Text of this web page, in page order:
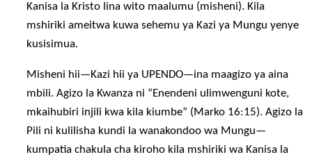
Kanisa la Kristo lina wito maalumu (misheni). Kila
mshiriki ameitwa kuwa sehemu ya Kazi ya Mungu yenye
kusisimua.
Misheni hii—Kazi hii ya UPENDO—ina maagizo ya aina
mbili. Agizo la Kwanza ni “Enendeni ulimwenguni kote,
mkaihubiri injili kwa kila kiumbe” (Marko 16:15). Agizo la
Pili ni kulilisha kundi la wanakondoo wa Mungu—
kumpatia chakula cha kiroho kila mshiriki wa Kanisa la